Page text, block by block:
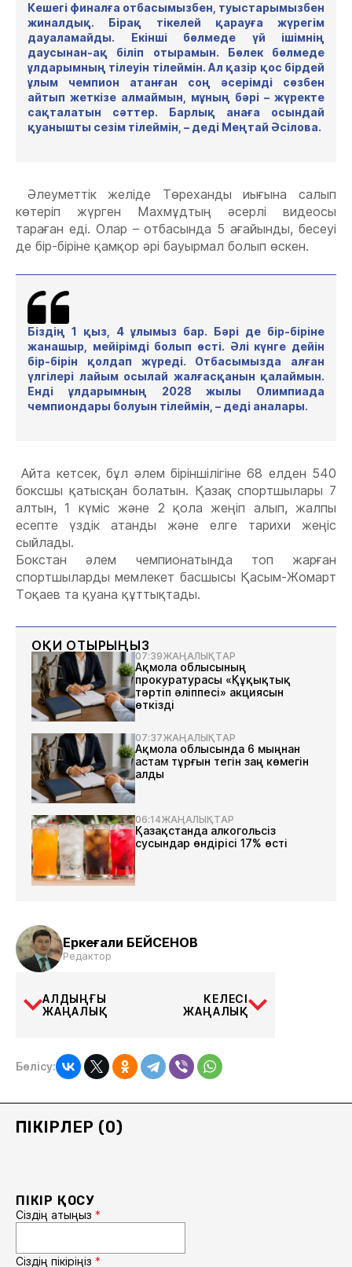
Кешегі финалға отбасымызбен, туыстарымызбен
жиналдық. Бірақ тікелей қарауға жүрегім
дауаламайды. Екінші бөлмеде үй ішімнің
даусынан-ақ біліп отырамын. Бөлек бөлмеде
ұлдарымның тілеуін тілеймін. Ал қазір қос бірдей
ұлым чемпион атанған соң әсерімді сөзбен
айтып жеткізе алмаймын, мұның бәрі – жүректе
сақталатын сәттер. Барлық анаға осындай
қуанышты сезім тілеймін, – деді Меңтай Әсілова.
Әлеуметтік желіде Төреханды иығына салып
көтеріп жүрген Махмұдтың әсерлі видеосы
тараған еді. Олар –отбасында 5 ағайынды, бесеуі
де бір-біріне қамқор әрі бауырмал болып өскен.
Біздің 1 қыз, 4 ұлымыз бар. Бәрі де бір-біріне
жанашыр, мейірімді болып өсті. Әлі күнге дейін
бір-бірін қолдап жүреді. Отбасымызда алған
үлгілері лайым осылай жалғасқанын қалаймын.
Енді ұлдарымның 2028 жылы Олимпиада
чемпиондары болуын тілеймін, – деді аналары.
Айта кетсек,бұл әлем біріншілігіне 68 елден 540
боксшы қатысқан болатын. Қазақ спортшылары 7
алтын, 1 күміс және 2 қола жеңіп алып, жалпы
есепте үздік атанды және елге тарихи жеңіс
сыйлады.
Бокстан әлем чемпионатында топ жарған
спортшыларды мемлекет басшысы Қасым-Жомарт
Тоқаев та қуана құттықтады.
ОҚИ ОТЫРЫҢЫЗ
07:39ЖАҢАЛЫҚТАР
Ақмола облысының
прокуратурасы «Құқықтық
тәртіп әліппесі» акциясын
өткізді
07:37ЖАҢАЛЫҚТАР
Ақмола облысында 6 мыңнан
астам тұрғын тегін заң көмегін
алды
06:14ЖАҢАЛЫҚТАР
Қазақстанда алкогольсіз
сусындар өндірісі 17% өсті
Еркеғали БЕЙСЕНОВ
Редактор
АЛДЫҢҒЫ
ЖАҢАЛЫҚ
КЕЛЕСІ
ЖАҢАЛЫҚ
Бөлісу:
ПІКІРЛЕР (0)
ПІКІР ҚОСУ
Сіздің атыңыз *
Сіздің пікіріңіз *